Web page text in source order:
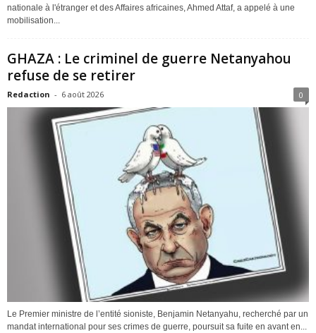
nationale à l'étranger et des Affaires africaines, Ahmed Attaf, a appelé à une
mobilisation...
GHAZA : Le criminel de guerre Netanyahou
refuse de se retirer
Redaction - 6 août 2026 0
Le Premier ministre de l’entité sioniste, Benjamin Netanyahu, recherché par un
mandat international pour ses crimes de guerre, poursuit sa fuite en avant en...